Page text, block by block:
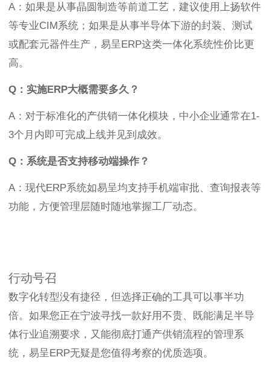
A：如果是从事晶圆制造等前道工艺，建议使用上扬软件
等专业CIM系统；如果是从事半导体下游的封装、测试
或配套元器件生产，易呈ERP这类一体化系统性价比更
高。
Q：实施ERP大概需要多久？
A：对于标准化的产供销一体化模块，中小企业通常在1-
3个月内即可完成上线并见到成效。
Q：系统是否支持移动端操作？
A：现代ERP系统如易呈均支持手机端审批、查询报表等
功能，方便管理层随时随地掌握工厂动态。
行动号召
数字化转型没有捷径，但选择正确的工具可以事半功
倍。如果您正在宁波寻找一款好用不贵、既能满足半导
体行业追溯要求，又能彻底打通产供销流程的管理系
统，易呈ERP无疑是您值得考察的优质选项。